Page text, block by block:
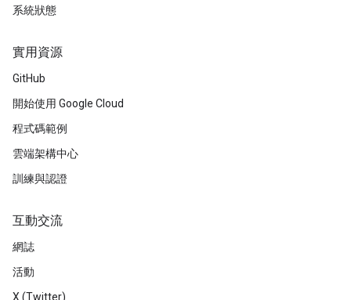
系統狀態
實用資源
GitHub
開始使用 Google Cloud
程式碼範例
雲端架構中心
訓練與認證
互動交流
網誌
活動
X (Twitter)